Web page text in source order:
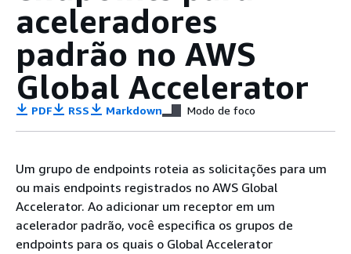
aceleradores
padrão no AWS
Global Accelerator
PDF RSS Markdown Modo de foco
Um grupo de endpoints roteia as solicitações para um
ou mais endpoints registrados no AWS Global
Accelerator. Ao adicionar um receptor em um
acelerador padrão, você especifica os grupos de
endpoints para os quais o Global Accelerator